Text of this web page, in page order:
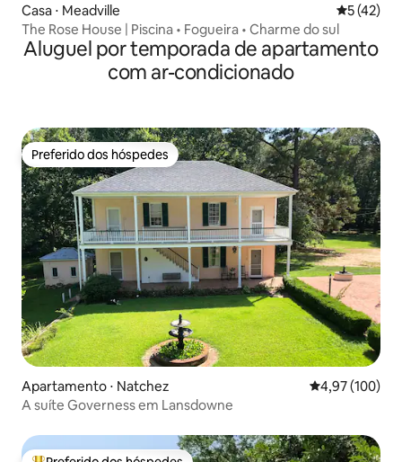
Casa ⋅ Meadville 5 de uma
5 (42)
The Rose House | Piscina • Fogueira • Charme do sul
Aluguel por temporada de apartamento
com ar-condicionado
Preferido dos hóspedes
Preferido dos hóspedes
Apartamento ⋅ Natchez 4,97 de uma
4,97 (100)
A suíte Governess em Lansdowne